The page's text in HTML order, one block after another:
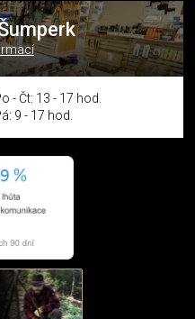
- Čt: 13 - 17 hod.
9 - 17 hod.